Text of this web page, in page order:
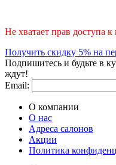
Не хватает прав доступа
Получить скидку 5% на
Подпишитесь и будьте в
ждут!
Email:
О компании
О нас
Адреса салонов
Акции
Политика